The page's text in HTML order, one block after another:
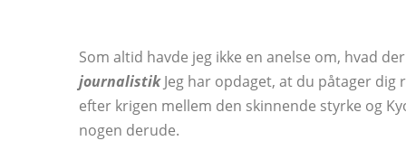
Som altid havde jeg ikke en anelse om, hvad
journalistikJeg har opdaget, at du påtager
efter krigen mellem den skinnende styrke og
nogen derude.